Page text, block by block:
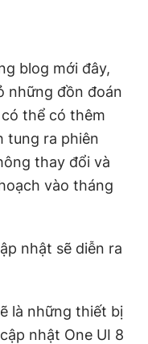
blog mới đây,
những đồn đoán
thể có thêm
tung ra phiên
thay đổi và
vào tháng
nhật sẽ diễn ra
là những thiết bị
nhật One UI 8